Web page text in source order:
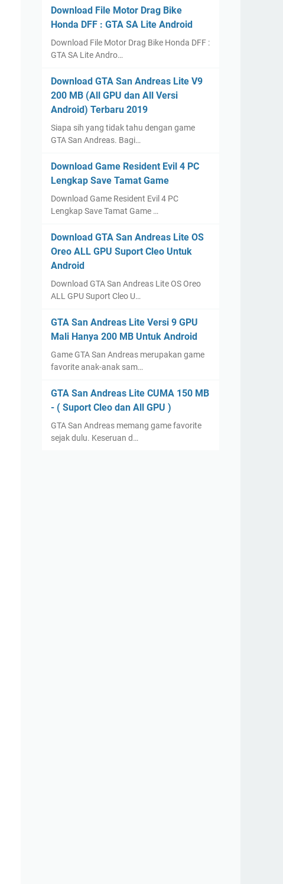
Download File Motor Drag Bike
Honda DFF : GTA SA Lite Android
Download File Motor Drag Bike Honda DFF :
GTA SA Lite Andro…
Download GTA San Andreas Lite V9
200 MB (All GPU dan All Versi
Android) Terbaru 2019
Siapa sih yang tidak tahu dengan game
GTA San Andreas. Bagi…
Download Game Resident Evil 4 PC
Lengkap Save Tamat Game
Download Game Resident Evil 4 PC
Lengkap Save Tamat Game …
Download GTA San Andreas Lite OS
Oreo ALL GPU Suport Cleo Untuk
Android
Download GTA San Andreas Lite OS Oreo
ALL GPU Suport Cleo U…
GTA San Andreas Lite Versi 9 GPU
Mali Hanya 200 MB Untuk Android
Game GTA San Andreas merupakan game
favorite anak-anak sam…
GTA San Andreas Lite CUMA 150 MB
- ( Suport Cleo dan All GPU )
GTA San Andreas memang game favorite
sejak dulu. Keseruan d…